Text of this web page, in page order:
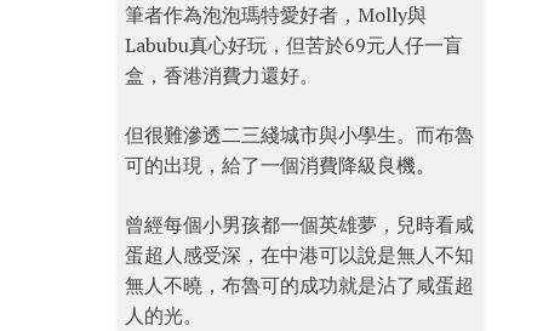
筆者作為泡泡瑪特愛好者，Molly與
Labubu真心好玩，但苦於69元人仔一盲
盒，香港消費力還好。
但很難滲透二三綫城市與小學生。而布魯
可的出現，給了一個消費降級良機。
曾經每個小男孩都一個英雄夢，兒時看咸
蛋超人感受深，在中港可以說是無人不知
無人不曉，布魯可的成功就是沾了咸蛋超
人的光。